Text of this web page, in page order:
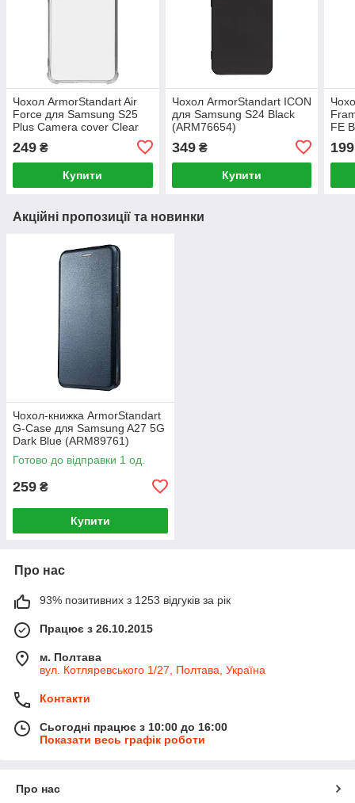
Чохол ArmorStandart Air
Force для Samsung S25
Plus Camera cover Clear
249 ₴
Купити
Чохол ArmorStandart ICON
для Samsung S24 Black
(ARM76654)
349₴
Купити
FE
199
Акційні пропозиції та новинки
Чохол-книжка ArmorStandart
G-Case для Samsung A27 5G
Dark Blue (ARM89761)
Готово до відправки 1 од.
259 ₴
Купити
Про нас
93% позитивних з 1253 відгуків за рік
Працює з 26.10.2015
м. Полтава
вул. Котляревського 1/27, Полтава, Україна
Контакти
Сьогодні працює з 10:00 до 16:00
Показати весь графік роботи
Про нас